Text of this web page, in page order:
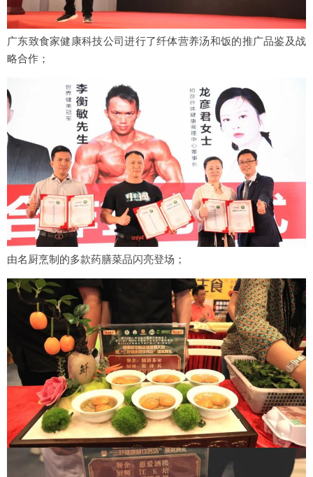
广东致食家健康科技公司进行了纤体营养汤和饭的推广品鉴及战
略合作；
由名厨烹制的多款药膳菜品闪亮登场；